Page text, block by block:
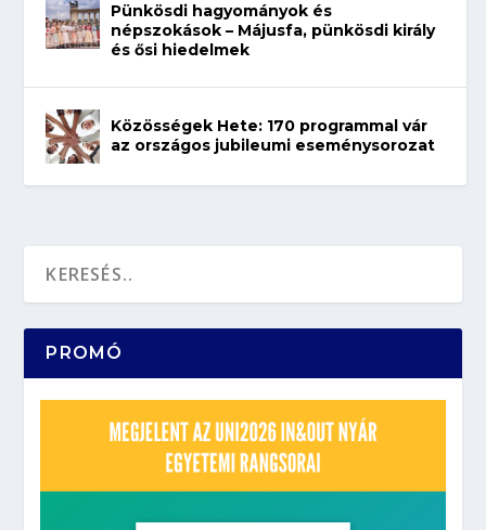
Pünkösdi hagyományok és
népszokások – Májusfa, pünkösdi király
és ősi hiedelmek
Közösségek Hete: 170 programmal vár
az országos jubileumi eseménysorozat
PROMÓ